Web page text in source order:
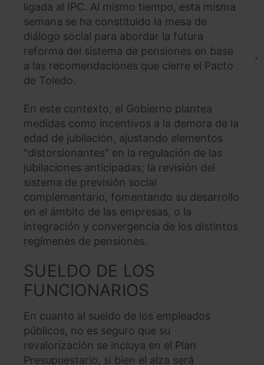
ligada al IPC. Al mismo tiempo, esta misma
semana se ha constituido la mesa de
diálogo social para abordar la futura
reforma del sistema de pensiones en base
a las recomendaciones que cierre el Pacto
de Toledo.
En este contexto, el Gobierno plantea
medidas como incentivos a la demora de la
edad de jubilación, ajustando elementos
"distorsionantes" en la regulación de las
jubilaciones anticipadas; la revisión del
sistema de previsión social
complementario, fomentando su desarrollo
en el ámbito de las empresas, o la
integración y convergencia de los distintos
regímenes de pensiones.
SUELDO DE LOS
FUNCIONARIOS
En cuanto al sueldo de los empleados
públicos, no es seguro que su
revalorización se incluya en el Plan
Presupuestario, si bien el alza será